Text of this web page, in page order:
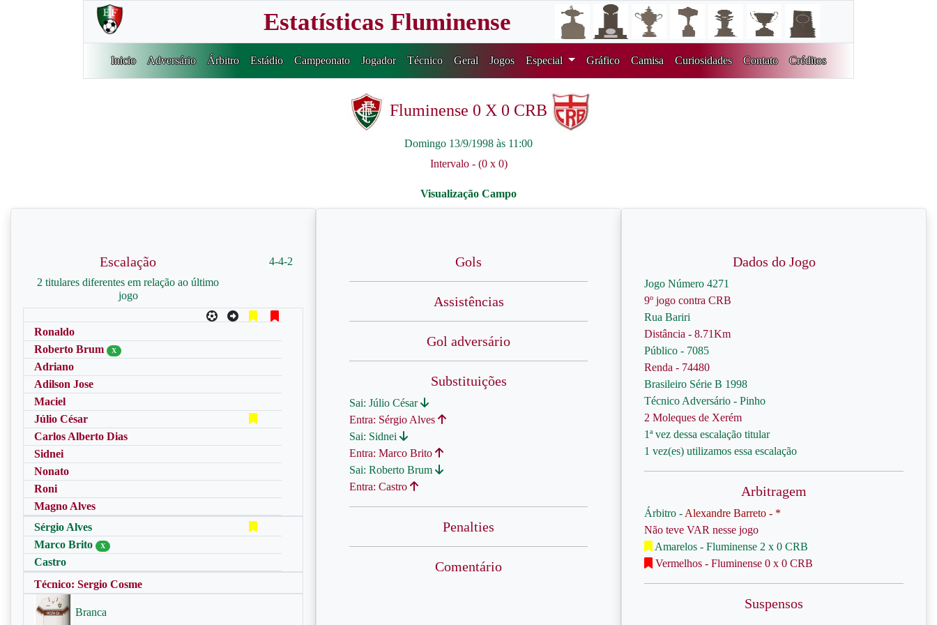
Estatísticas Fluminense
Inicio Adversário Árbitro Estádio Campeonato Jogador Técnico Geral Jogos Especial Gráfico Camisa Curiosidades Contato Créditos
Fluminense 0 X 0 CRB
Domingo 13/9/1998 às 11:00
Intervalo - (0 x 0)
Escalação
2 titulares diferentes em relação ao último
jogo
4-4-2
Ronaldo
Roberto Brum
X
Adriano
Adilson Jose
Maciel
Júlio César
Carlos Alberto Dias
Sidnei
Nonato
Roni
Magno Alves
Sérgio Alves
Marco Brito
X
Castro
Técnico: Sergio Cosme
Branca
Gols
Assistências
Gol adversário
Substituições
Sai: Júlio César
Entra: Sérgio Alves
Sai: Sidnei
Entra: Marco Brito
Sai: Roberto Brum
Entra: Castro
Penalties
Comentário
Dados do Jogo
Jogo Número 4271
9º jogo contra CRB
Rua Bariri
Distância - 8.71Km
Público - 7085
Renda - 74480
Brasileiro Série B 1998
Técnico Adversário - Pinho
2 Moleques de Xerém
1ª vez dessa escalação titular
1 vez(es) utilizamos essa escalação
Arbitragem
Árbitro - Alexandre Barreto - *
Não teve VAR nesse jogo
Amarelos - Fluminense 2 x 0 CRB
Vermelhos - Fluminense 0 x 0 CRB
Suspensos